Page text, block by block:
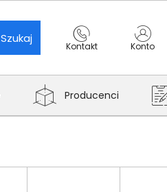
Szukaj
Kontakt Konto
Producenci